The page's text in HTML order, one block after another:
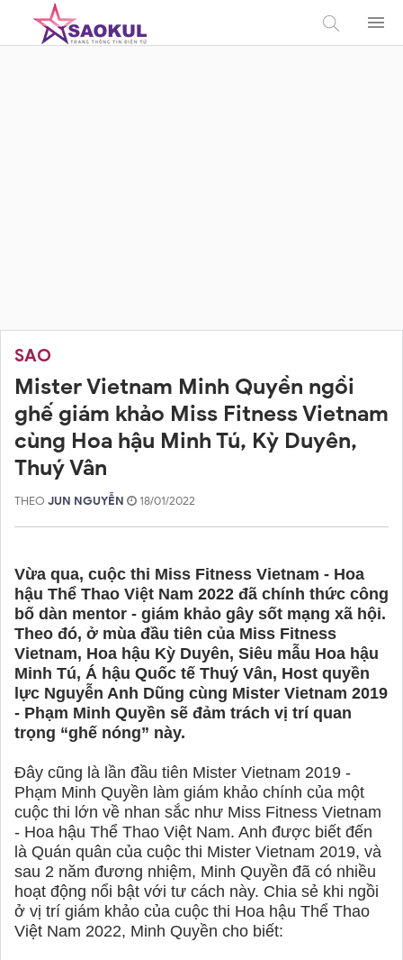
SAO
Mister Vietnam Minh Quyền ngồi
ghế giám khảo Miss Fitness Vietnam
cùng Hoa hậu Minh Tú, Kỳ Duyên,
Thuý Vân
THEO JUN NGUYỄN 18/01/2022
Vừa qua, cuộc thi Miss Fitness Vietnam - Hoa
hậu Thể Thao Việt Nam 2022 đã chính thức công
bố dàn mentor - giám khảo gây sốt mạng xã hội.
Theo đó, ở mùa đầu tiên của Miss Fitness
Vietnam, Hoa hậu Kỳ Duyên, Siêu mẫu Hoa hậu
Minh Tú, Á hậu Quốc tế Thuý Vân, Host quyền
lực Nguyễn Anh Dũng cùng Mister Vietnam 2019
- Phạm Minh Quyền sẽ đảm trách vị trí quan
trọng “ghế nóng” này.
Đây cũng là lần đầu tiên Mister Vietnam 2019 -
Phạm Minh Quyền làm giám khảo chính của một
cuộc thi lớn về nhan sắc như Miss Fitness Vietnam
- Hoa hậu Thể Thao Việt Nam. Anh được biết đến
là Quán quân của cuộc thi Mister Vietnam 2019, và
sau 2 năm đương nhiệm, Minh Quyền đã có nhiều
hoạt động nổi bật với tư cách này. Chia sẻ khi ngồi
ở vị trí giám khảo của cuộc thi Hoa hậu Thể Thao
Việt Nam 2022, Minh Quyền cho biết: